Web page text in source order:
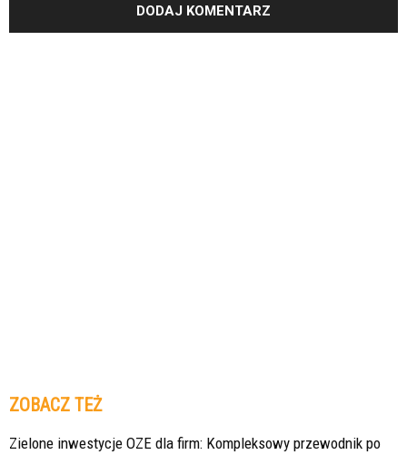
ZOBACZ TEŻ
Zielone inwestycje OZE dla firm: Kompleksowy przewodnik po